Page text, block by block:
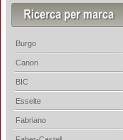
Burgo
Canon
BIC
Esselte
Fabriano